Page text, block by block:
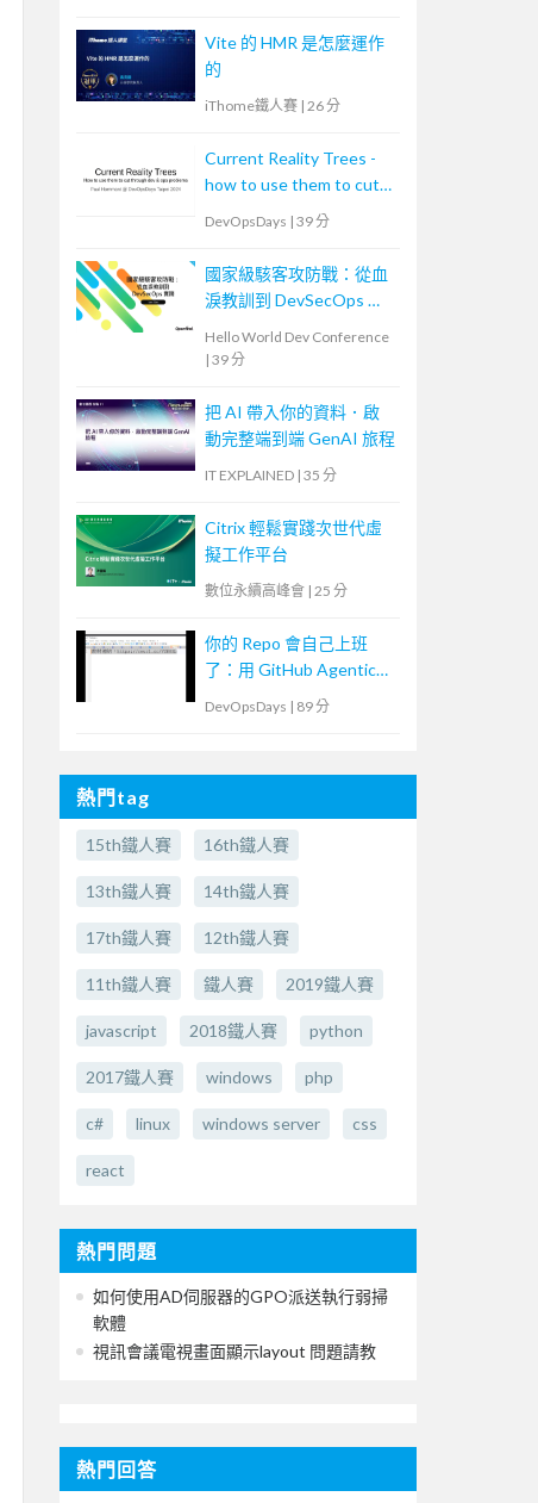
追蹤稽核
Vite 的 HMR 是怎麼運作
的
iThome鐵人賽 | 26 分
Current Reality Trees -
how to use them to cut
through dev & ops
DevOpsDays | 39 分
國家級駭客攻防戰：從血
淚教訓到 DevSecOps 實
Hello World Dev Conference
| 39 分
把 AI 帶入你的資料．啟
動完整端到端 GenAI 旅程
IT EXPLAINED | 35 分
Citrix 輕鬆實踐次世代虛
擬工作平台
數位永續高峰會 | 25 分
你的 Repo 會自己上班
了：用 GitHub Agentic
Workflows 打造
DevOpsDays | 89 分
熱門tag
15th鐵人賽 16th鐵人賽
13th鐵人賽 14th鐵人賽
17th鐵人賽 12th鐵人賽
11th鐵人賽 鐵人賽 2019鐵人賽
javascript 2018鐵人賽 python
2017鐵人賽 windows php
c# linux windows server css
react
熱門問題
如何使用AD伺服器的GPO派送執行弱掃
軟體
視訊會議電視畫面顯示layout 問題請教
熱門回答